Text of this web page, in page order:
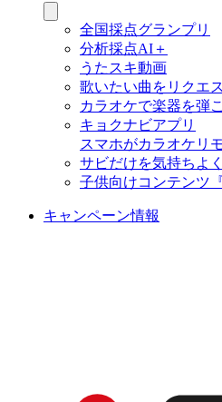
全国採点グランプリ
分析採点AI＋
うたスキ動画
歌いたい曲をリクエ
カラオケで楽器を弾
キョクナビアプリ
スマホがカラオケリ
サビだけを気持ちよ
子供向けコンテンツ
キャンペーン情報